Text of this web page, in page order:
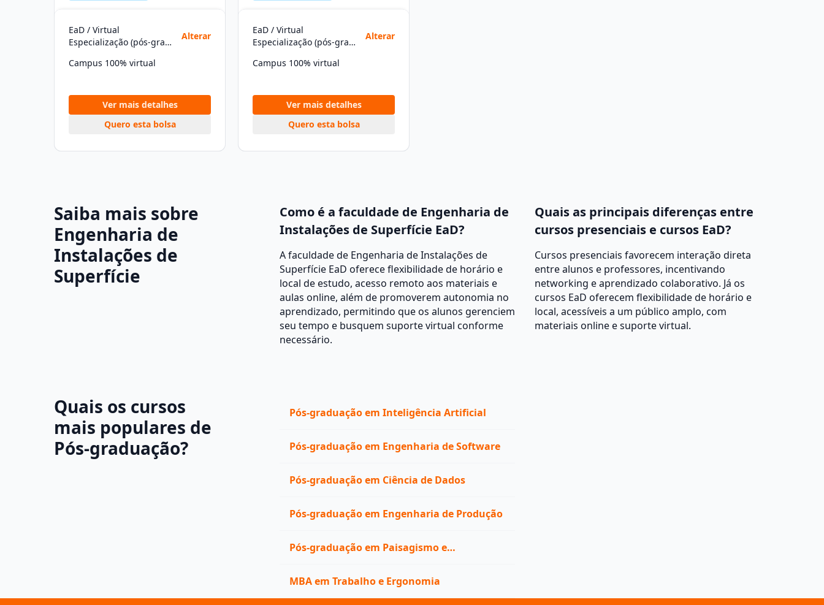
EaD / Virtual
Especialização (pós-graduação)
Alterar
Campus 100% virtual
Ver mais detalhes
Quero esta bolsa
EaD / Virtual
Especialização (pós-graduação)
Alterar
Campus 100% virtual
Ver mais detalhes
Quero esta bolsa
Saiba mais sobre
Engenharia de
Instalações de
Superfície
Como é a faculdade de Engenharia de
Instalações de Superfície EaD?
A faculdade de Engenharia de Instalações de
Superfície EaD oferece flexibilidade de horário e
local de estudo, acesso remoto aos materiais e
aulas online, além de promoverem autonomia no
aprendizado, permitindo que os alunos gerenciem
seu tempo e busquem suporte virtual conforme
necessário.
Quais as principais diferenças entre
cursos presenciais e cursos EaD?
Cursos presenciais favorecem interação direta
entre alunos e professores, incentivando
networking e aprendizado colaborativo. Já os
cursos EaD oferecem flexibilidade de horário e
local, acessíveis a um público amplo, com
materiais online e suporte virtual.
Quais os cursos
mais populares de
Pós-graduação?
Pós-graduação em Inteligência Artificial
Pós-graduação em Engenharia de Software
Pós-graduação em Ciência de Dados
Pós-graduação em Engenharia de Produção
Pós-graduação em Paisagismo e
MBA em Trabalho e Ergonomia